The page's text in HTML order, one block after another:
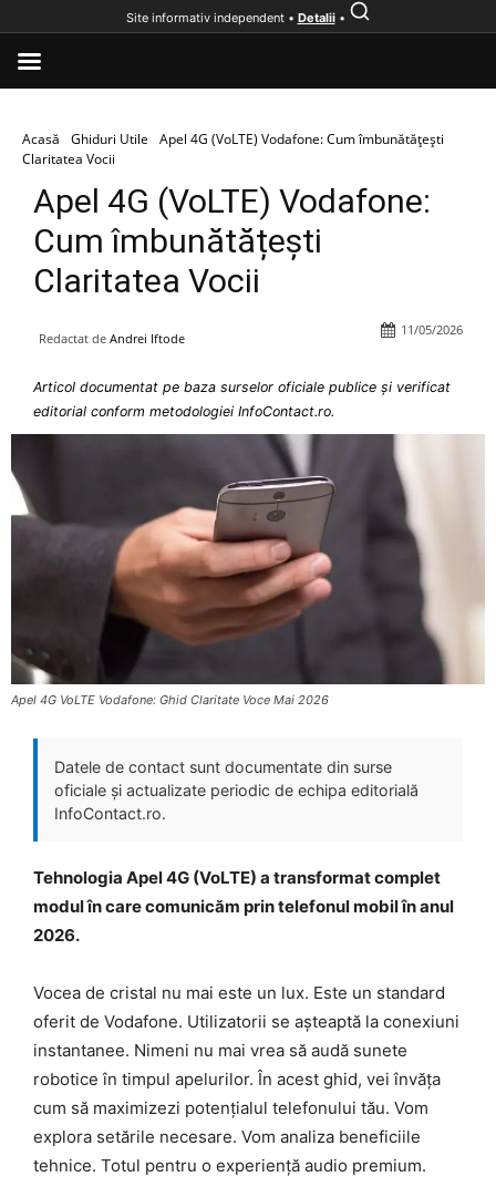
Acasă Ghiduri Utile
Apel 4G (VoLTE) Vodafone: Cum îmbunătățești
Claritatea Vocii
Apel 4G (VoLTE) Vodafone:
Cum îmbunătățești
Claritatea Vocii
Redactat de Andrei Iftode
11/05/2026
Articol documentat pe baza surselor oficiale publice și verificat
editorial conform metodologiei InfoContact.ro.
Apel 4G VoLTE Vodafone: Ghid Claritate Voce Mai 2026
Datele de contact sunt documentate din surse
oficiale și actualizate periodic de echipa editorială
InfoContact.ro.
Tehnologia Apel 4G (VoLTE) a transformat complet
modul în care comunicăm prin telefonul mobil în anul
2026.
Vocea de cristal nu mai este un lux. Este un standard
oferit de Vodafone. Utilizatorii se așteaptă la conexiuni
instantanee. Nimeni nu mai vrea să audă sunete
robotice în timpul apelurilor. În acest ghid, vei învăța
cum să maximizezi potențialul telefonului tău. Vom
explora setările necesare. Vom analiza beneficiile
tehnice. Totul pentru o experiență audio premium.
Site informativ independent • Detalii•